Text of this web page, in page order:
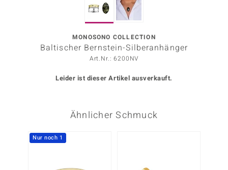
MONOSONO COLLECTION
Baltischer Bernstein-Silberanhänger
Art.Nr.: 6200NV
Leider ist dieser Artikel ausverkauft.
Ähnlicher Schmuck
Nur noch 1